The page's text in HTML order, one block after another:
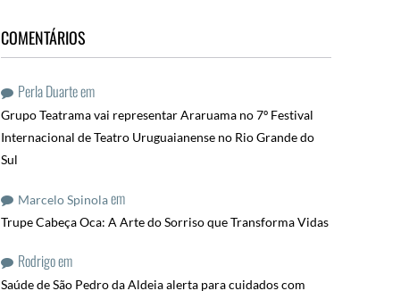
COMENTÁRIOS
Perla Duarteem
Grupo Teatrama vai representar Araruama no 7º Festival
Internacional de Teatro Uruguaianense no Rio Grande do
Sul
Marcelo Spinolaem
Trupe Cabeça Oca: A Arte do Sorriso que Transforma Vidas
Rodrigoem
Saúde de São Pedro da Aldeia alerta para cuidados com